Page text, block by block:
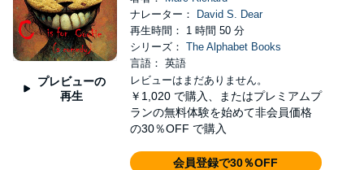
プレビューの
再生
ナレーター：
David S. Dear
再生時間： 1 時間 50 分
シリーズ： The Alphabet Books
言語： 英語
レビューはまだありません。
￥1,020 で購入、またはプレミアムプ
ランの無料体験を始めて非会員価格
の30％OFF で購入
会員登録で30％OFF